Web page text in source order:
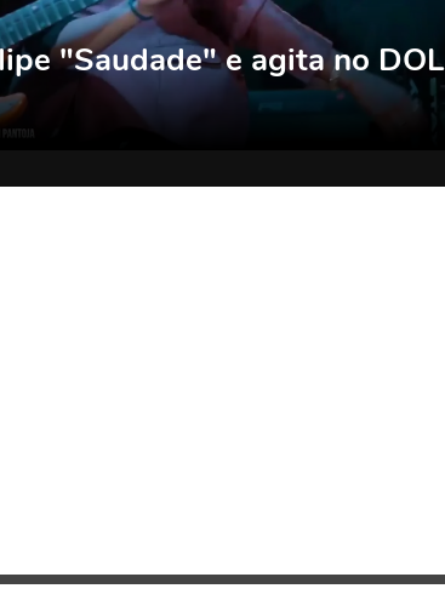
"Saudade" e agita no DOL